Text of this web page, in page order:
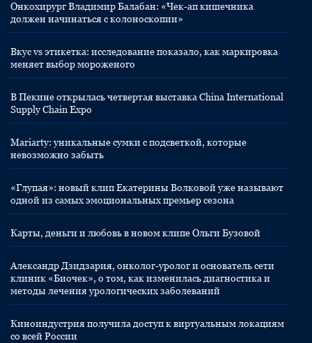
Онкохирург Владимир Балабан: «Чек-ап кишечника
должен начинаться с колоноскопии»
Вкус vs этикетка: исследование показало, как маркировка
меняет выбор мороженого
В Пекине открылась четвертая выставка China International
Supply Chain Expo
Mariarty: уникальные сумки с подсветкой, которые
невозможно забыть
«Глупая»: новый клип Екатерины Волковой уже называют
одной из самых эмоциональных премьер сезона
Карты, деньги и любовь в новом клипе Ольги Бузовой
Александр Дзидзария, онколог-уролог и основатель сети
клиник «Биочек», о том, как изменилась диагностика и
методы лечения урологических заболеваний
Киноиндустрия получила доступ к виртуальным локациям
со всей России